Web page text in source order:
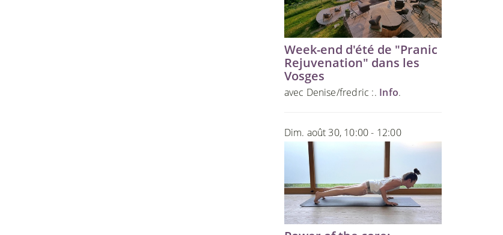
Week-end d'été de "Pranic
Rejuvenation" dans les
Vosges
avec Denise/fredric :. Info.
Dim. août 30, 10:00 - 12:00